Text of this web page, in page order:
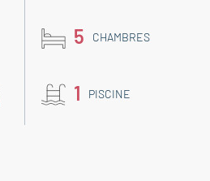
5 CHAMBRES
1 PISCINE